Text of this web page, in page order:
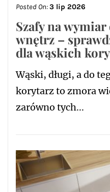
Posted On:3 lip 2026
Szafy na
wnętrz –
dla wąskich
Wąski, długi, a do
korytarz to zmora
zarówno tych...